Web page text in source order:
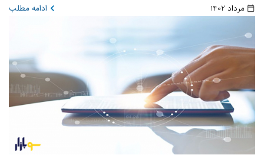
مرداد 1402 ادامه مطلب